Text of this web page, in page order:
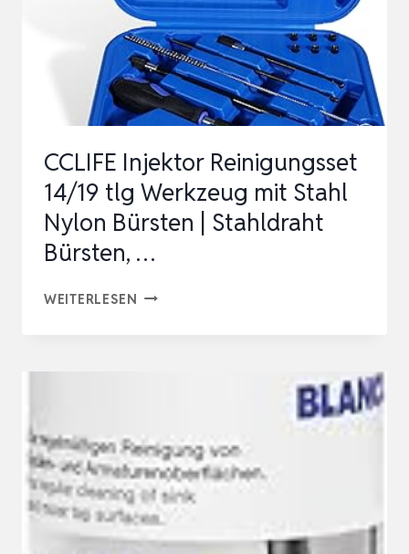
CCLIFE Injektor Reinigungsset
14/19 tlg Werkzeug mit Stahl
Nylon Bürsten | Stahldraht
Bürsten, …
WEITERLESEN CCLIFE
MIT
STAHL
NYLON
BÜRSTEN